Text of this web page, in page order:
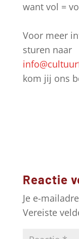
want vol =
Voor meer
sturen naar
kom jij ons
Reactie
Je e-
Vereiste